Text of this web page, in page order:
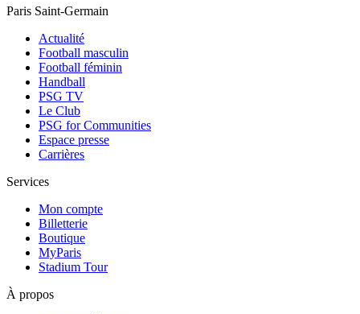
Paris Saint-Germain
Actualité
Football masculin
Football féminin
Handball
PSG TV
Le Club
PSG for Communities
Espace presse
Carrières
Services
Mon compte
Billetterie
Boutique
MyParis
Stadium Tour
À propos